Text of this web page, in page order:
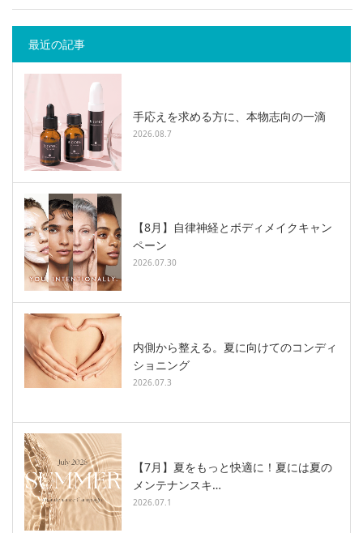
最近の記事
手応えを求める方に、本物志向の一滴
2026.08.7
【8月】自律神経とボディメイクキャン
ペーン
2026.07.30
内側から整える。夏に向けてのコンディ
ショニング
2026.07.3
【7月】夏をもっと快適に！夏には夏の
メンテナンスキ…
2026.07.1